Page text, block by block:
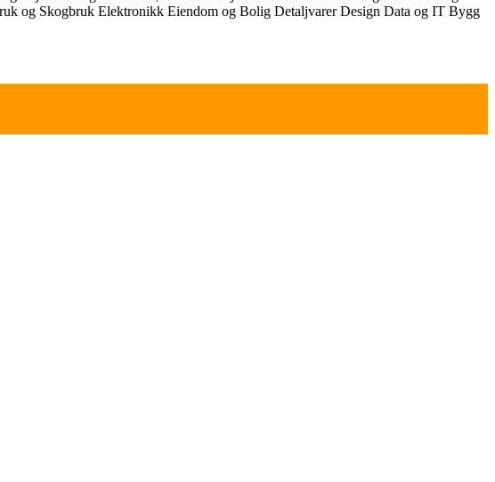
og Skogbruk Elektronikk Eiendom og Bolig DetaljvarerDesign Data og IT Bygg